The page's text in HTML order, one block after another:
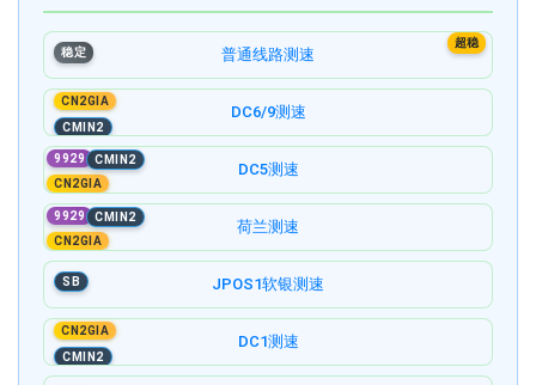
普通线路测速
稳定
超稳
DC6/9测速
CN2GIA
CMIN2
DC5测速
9929
CN2GIA
CMIN2
荷兰测速
9929
CN2GIA
CMIN2
JPOS1软银测速
SB
DC1测速
CN2GIA
CMIN2